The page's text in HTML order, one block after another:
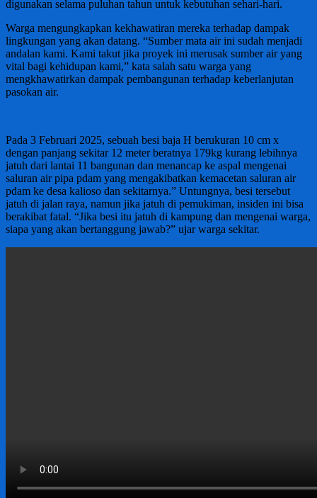
digunakan selama puluhan tahun untuk kebutuhan sehari-hari.
Warga mengungkapkan kekhawatiran mereka terhadap dampak
lingkungan yang akan datang. “Sumber mata air ini sudah menjadi
andalan kami. Kami takut jika proyek ini merusak sumber air yang
vital bagi kehidupan kami,” kata salah satu warga yang
mengkhawatirkan dampak pembangunan terhadap keberlanjutan
pasokan air.
Pada 3 Februari 2025, sebuah besi baja H berukuran 10 cm x
dengan panjang sekitar 12 meter beratnya 179kg kurang lebihnya
jatuh dari lantai 11 bangunan dan menancap ke aspal mengenai
saluran air pipa pdam yang mengakibatkan kemacetan saluran air
pdam ke desa kalioso dan sekitarnya.” Untungnya, besi tersebut
jatuh di jalan raya, namun jika jatuh di pemukiman, insiden ini bisa
berakibat fatal. “Jika besi itu jatuh di kampung dan mengenai warga,
siapa yang akan bertanggung jawab?” ujar warga sekitar.